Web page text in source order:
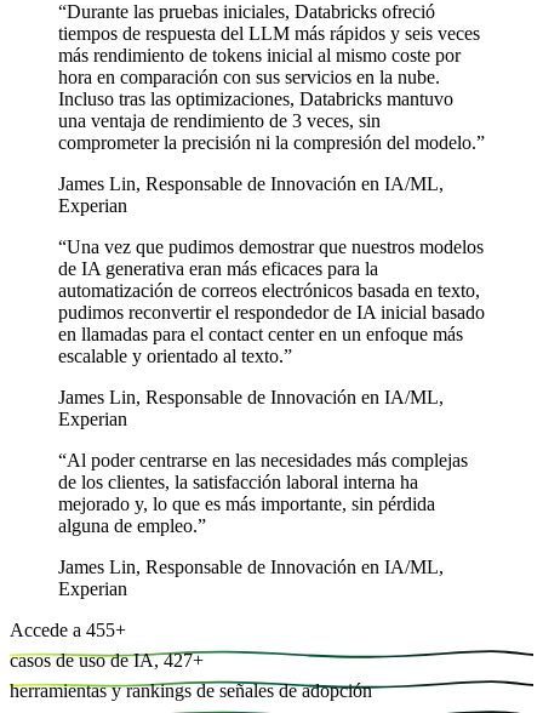
“Durante las pruebas iniciales, Databricks ofreció
tiempos de respuesta del LLM más rápidos y seis veces
más rendimiento de tokens inicial al mismo coste por
hora en comparación con sus servicios en la nube.
Incluso tras las optimizaciones, Databricks mantuvo
una ventaja de rendimiento de 3 veces, sin
comprometer la precisión ni la compresión del modelo.”
James Lin, Responsable de Innovación en IA/ML,
Experian
“Una vez que pudimos demostrar que nuestros modelos
de IA generativa eran más eficaces para la
automatización de correos electrónicos basada en texto,
pudimos reconvertir el respondedor de IA inicial basado
en llamadas para el contact center en un enfoque más
escalable y orientado al texto.”
James Lin, Responsable de Innovación en IA/ML,
Experian
“Al poder centrarse en las necesidades más complejas
de los clientes, la satisfacción laboral interna ha
mejorado y, lo que es más importante, sin pérdida
alguna de empleo.”
James Lin, Responsable de Innovación en IA/ML,
Experian
Accede a 455+
casos de uso de IA, 427+
herramientas y rankings de señales de adopción